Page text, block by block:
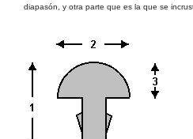
diapasón, y otra parte que es la que se